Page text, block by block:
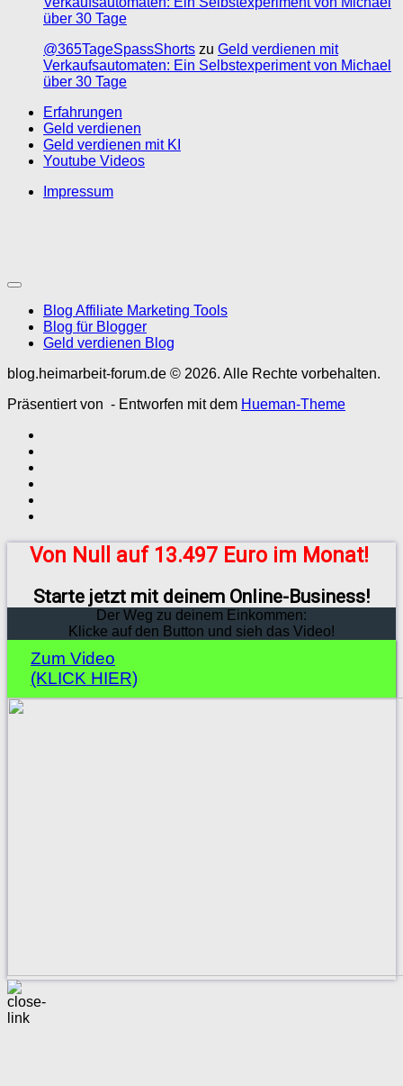
über 30 Tage
@365TageSpassShorts zu Geld verdienen mit
Verkaufsautomaten: Ein Selbstexperiment von Michael
über 30 Tage
Erfahrungen
Geld verdienen
Geld verdienen mit KI
Youtube Videos
Impressum
Blog Affiliate Marketing Tools
Blog für Blogger
Geld verdienen Blog
blog.heimarbeit-forum.de © 2026. Alle Rechte vorbehalten.
Präsentiert von - Entworfen mit dem Hueman-Theme
Von Null auf 13.497 Euro im Monat!
Starte jetzt mit deinem Online-Business!
Der Weg zu deinem Einkommen:
Klicke auf den Button und sieh das Video!
Zum Video
(KLICK HIER)